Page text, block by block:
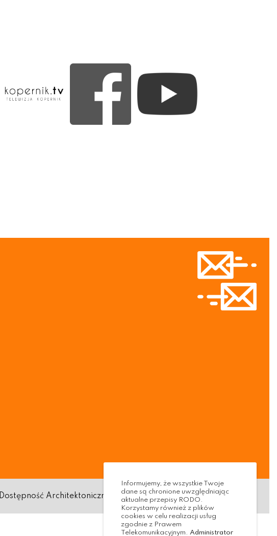
Dostępność Architektoniczna Standardy ochrony małoletnich
Informujemy, że wszystkie Twoje
dane są chronione uwzględniając
aktualne przepisy RODO.
Korzystamy również z plików
cookies w celu realizacji usług
zgodnie z Prawem
Telekomunikacyjnym. Administrator